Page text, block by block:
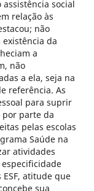
social
relação às
não
existência da
a
não
a ela, seja na
referência. As
para suprir
por parte da
pelas escolas
Saúde na
atividades
atitude que
sua